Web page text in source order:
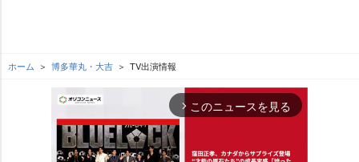
ホーム 博多華丸・大吉 TV出演情報
arrow_forward_ios このニュースを見る